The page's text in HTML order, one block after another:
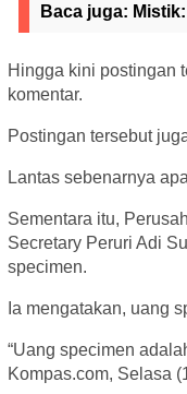
Baca juga:
Hingga kini postingan
komentar.
Postingan tersebut
Lantas sebenarnya
Sementara itu,
Secretary Peruri Adi
specimen.
Ia mengatakan, uang
“Uang specimen
Kompas.com, Selasa